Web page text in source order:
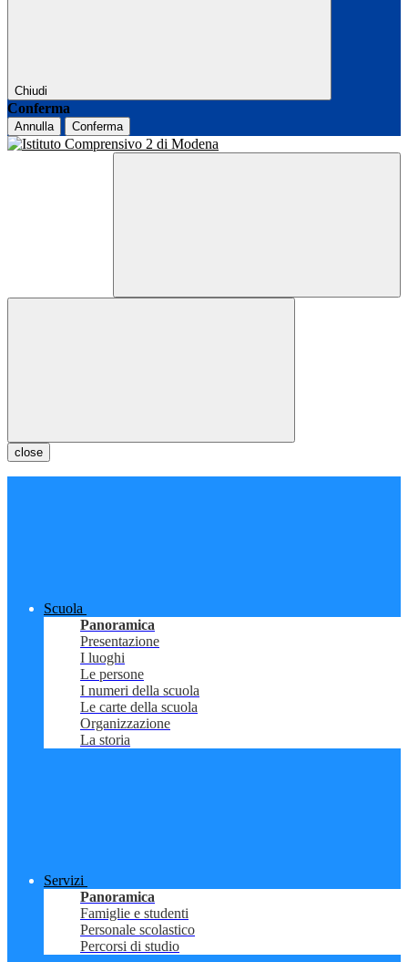
Chiudi
Conferma
Annulla Conferma
close
Scuola
Panoramica
Presentazione
I luoghi
Le persone
I numeri della scuola
Le carte della scuola
Organizzazione
La storia
Servizi
Panoramica
Famiglie e studenti
Personale scolastico
Percorsi di studio